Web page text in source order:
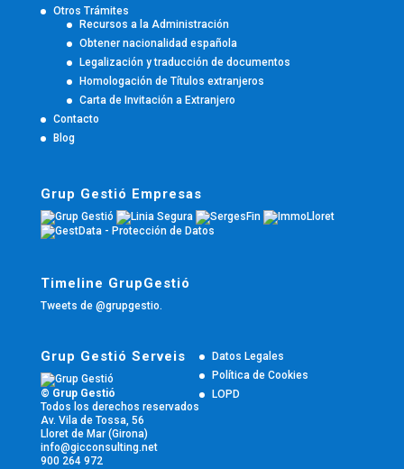
Otros Trámites
Recursos a la Administración
Obtener nacionalidad española
Legalización y traducción de documentos
Homologación de Títulos extranjeros
Carta de Invitación a Extranjero
Contacto
Blog
Grup Gestió Empresas
Timeline GrupGestió
Tweets de @grupgestio.
Grup Gestió Serveis
© Grup Gestió
Todos los derechos reservados
Av. Vila de Tossa, 56
Lloret de Mar (Girona)
info@gicconsulting.net
900 264 972
Datos Legales
Política de Cookies
LOPD